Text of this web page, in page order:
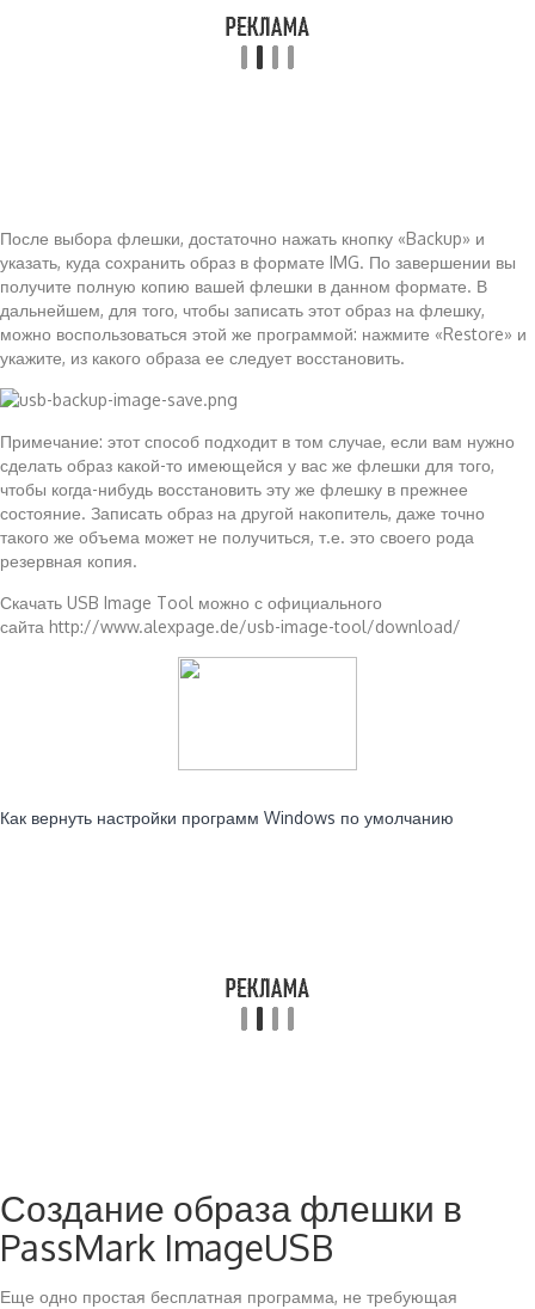
После выбора флешки, достаточно нажать кнопку «Backup» и
указать, куда сохранить образ в формате IMG. По завершении вы
получите полную копию вашей флешки в данном формате. В
дальнейшем, для того, чтобы записать этот образ на флешку,
можно воспользоваться этой же программой: нажмите «Restore» и
укажите, из какого образа ее следует восстановить.
Примечание: этот способ подходит в том случае, если вам нужно
сделать образ какой-то имеющейся у вас же флешки для того,
чтобы когда-нибудь восстановить эту же флешку в прежнее
состояние. Записать образ на другой накопитель, даже точно
такого же объема может не получиться, т.е. это своего рода
резервная копия.
Скачать USB Image Tool можно с официального
сайта http://www.alexpage.de/usb-image-tool/download/
Как вернуть настройки программ Windows по умолчанию
Создание образа флешки в
PassMark ImageUSB
Еще одно простая бесплатная программа, не требующая